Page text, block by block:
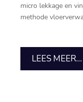
micro lekkage en
methode
LEES MEER...